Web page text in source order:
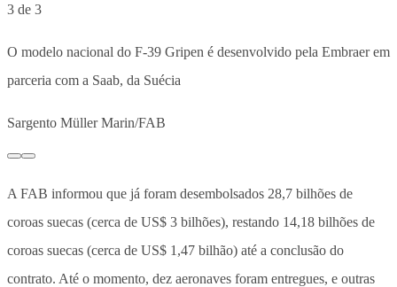
3 de 3
O modelo nacional do F-39 Gripen é desenvolvido pela Embraer em
parceria com a Saab, da Suécia
Sargento Müller Marin/FAB
A FAB informou que já foram desembolsados 28,7 bilhões de
coroas suecas (cerca de US$ 3 bilhões), restando 14,18 bilhões de
coroas suecas (cerca de US$ 1,47 bilhão) até a conclusão do
contrato. Até o momento, dez aeronaves foram entregues, e outras